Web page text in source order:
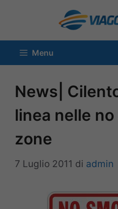
contenuto
Menu
News|
linea nelle
zone
7 Luglio 2011 di admin